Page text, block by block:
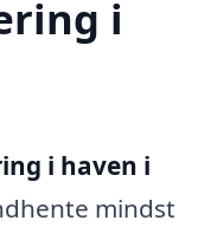
i
i haven i
mindst